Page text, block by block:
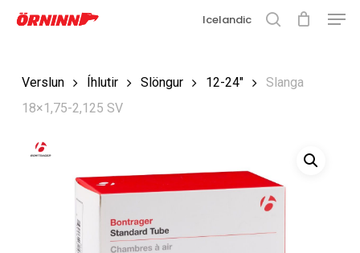
Fara
Icelandic
Verslun Íhlutir Slöngur 12-24"
Slanga
18×1,75-2,125 SV